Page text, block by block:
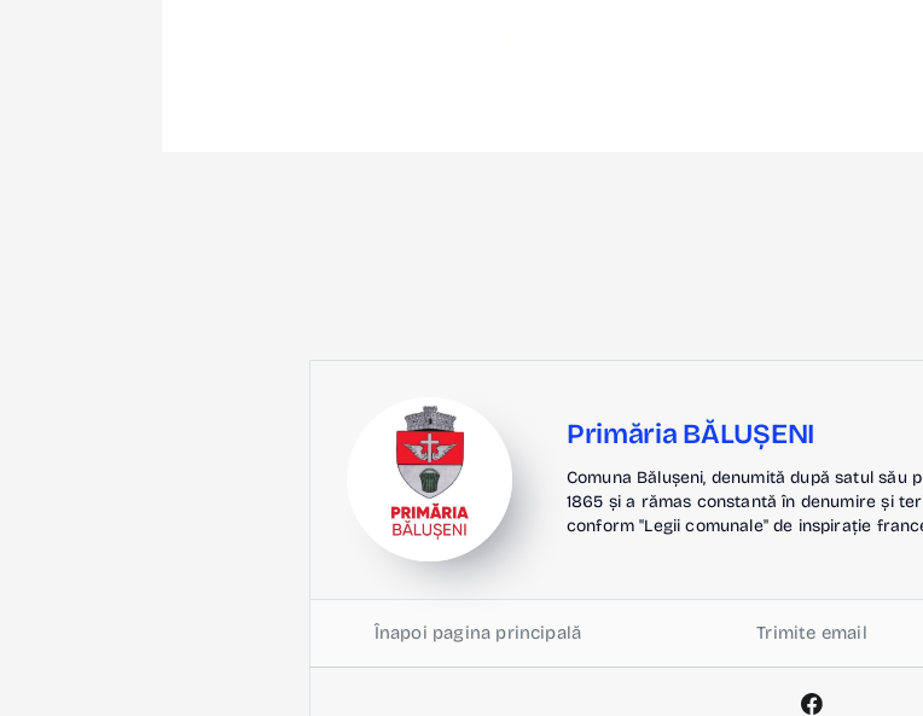
Primăria BĂLUȘENI
Comuna Bălușeni, denumită după satul
1865 și a rămas constantă în denumire și
conform "Legii comunale" de inspirație
Înapoi pagina principală Trimite email